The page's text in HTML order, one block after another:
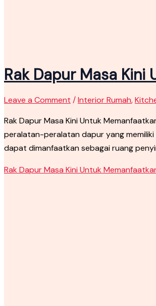
Rak Dapur Masa
Leave a Comment /Interior Rumah,
Rak Dapur Masa Kini Untuk
peralatan-peralatan dapur yang
dapat dimanfaatkan sebagai ruang
Rak Dapur Masa Kini Untuk